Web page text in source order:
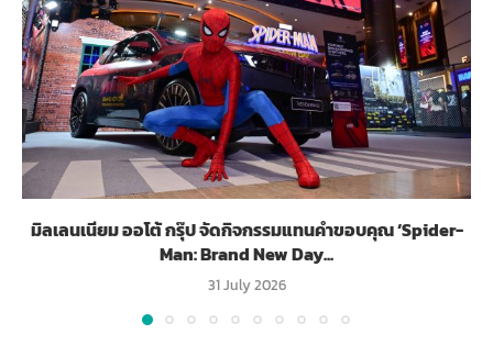
มิลเลนเนียม ออโต้ กรุ๊ป จัดกิจกรรมแทนคำขอบคุณ ‘Spider-
Man: Brand New Day...
31 July 2026